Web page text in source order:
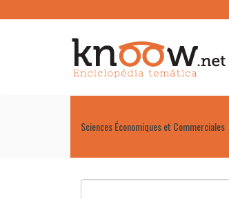
Sciences Économiques et Commerciales